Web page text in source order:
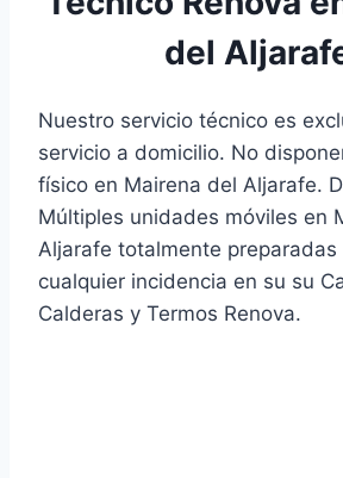
del
Nuestro servicio técnico es
servicio a domicilio. No
físico en Mairena del Aljarafe.
Múltiples unidades móviles en
Aljarafe totalmente
cualquier incidencia en su su
Calderas y Termos Renova.